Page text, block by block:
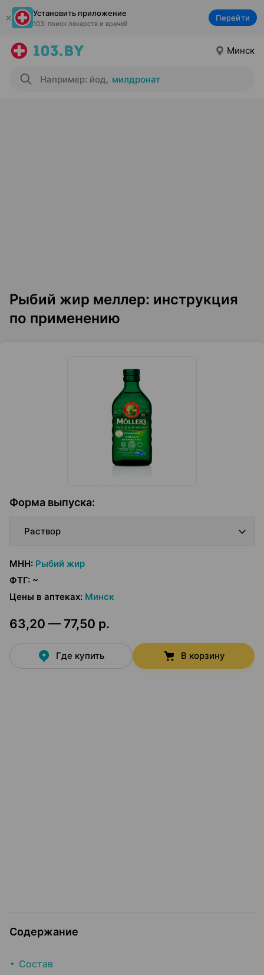
Установить приложение
103: поиск лекарств и врачей
Перейти
Минск
Например: йод, милдронат
Рыбий жир меллер: инструкция
по применению
Форма выпуска:
Раствор
МНН: Рыбий жир
ФТГ: ~
Цены в аптеках: Минск
63,20 — 77,50 р.
Где купить В корзину
Содержание
Состав